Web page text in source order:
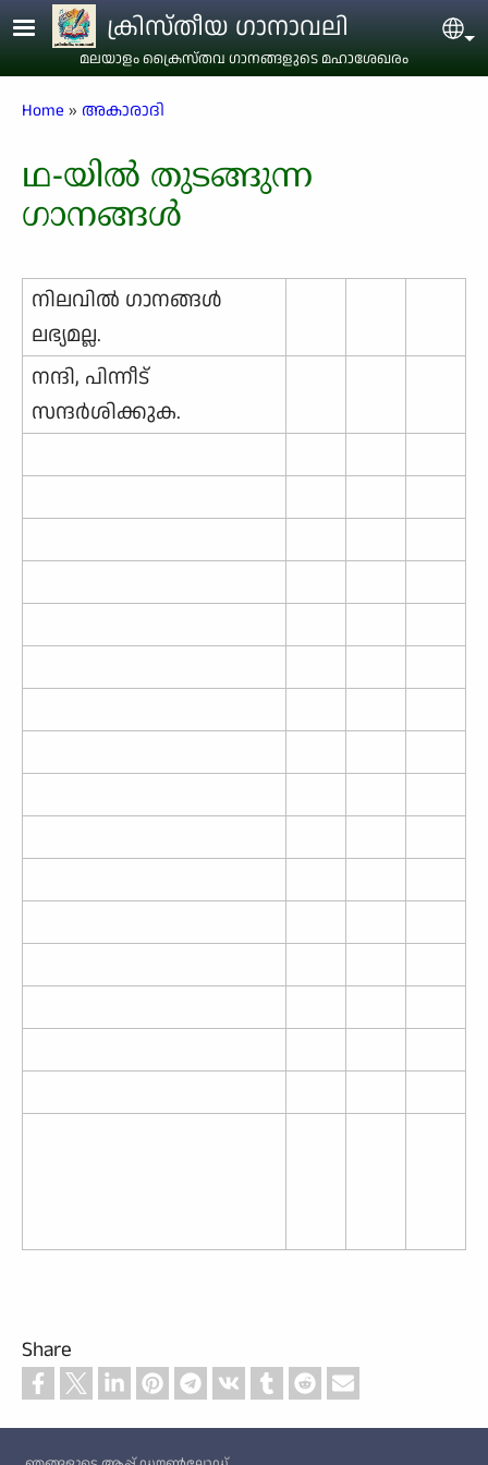
Skip to main contentക്രിസ്തീയ ഗാനാവലി
മലയാളം ക്രൈസ്തവ ഗാനങ്ങളുടെ മഹാശേഖരം
Breadcrumb
Home അകാരാദി
ഥ-യിൽ തുടങ്ങുന്ന
ഗാനങ്ങൾ
നിലവില്‍ ഗാനങ്ങള്‍
ലഭ്യമല്ല.
നന്ദി, പിന്നീട്
സന്ദര്‍ശിക്കുക.
Share